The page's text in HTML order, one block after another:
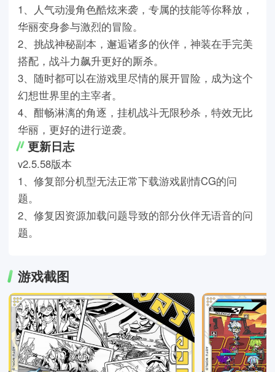
1、人气动漫角色酷炫来袭，专属的技能等你释放，
华丽变身参与激烈的冒险。
2、挑战神秘副本，邂逅诸多的伙伴，神装在手完美
搭配，战斗力飙升更好的厮杀。
3、随时都可以在游戏里尽情的展开冒险，成为这个
幻想世界里的主宰者。
4、酣畅淋漓的角逐，挂机战斗无限秒杀，特效无比
华丽，更好的进行逆袭。
更新日志
v2.5.58版本
1、修复部分机型无法正常下载游戏剧情CG的问
题。
2、修复因资源加载问题导致的部分伙伴无语音的问
题。
游戏截图